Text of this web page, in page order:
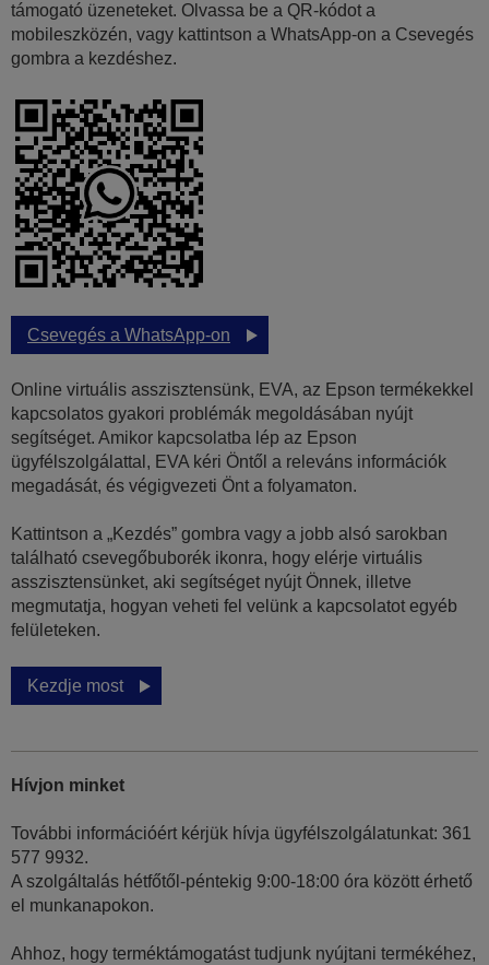
támogató üzeneteket. Olvassa be a QR-kódot a
mobileszközén, vagy kattintson a WhatsApp-on a Csevegés
gombra a kezdéshez.
Csevegés a WhatsApp-on
Online virtuális asszisztensünk, EVA, az Epson termékekkel
kapcsolatos gyakori problémák megoldásában nyújt
segítséget. Amikor kapcsolatba lép az Epson
ügyfélszolgálattal, EVA kéri Öntől a releváns információk
megadását, és végigvezeti Önt a folyamaton.
Kattintson a „Kezdés” gombra vagy a jobb alsó sarokban
található csevegőbuborék ikonra, hogy elérje virtuális
asszisztensünket, aki segítséget nyújt Önnek, illetve
megmutatja, hogyan veheti fel velünk a kapcsolatot egyéb
felületeken.
Kezdje most
Hívjon minket
További információért kérjük hívja ügyfélszolgálatunkat: 361
577 9932.
A szolgáltalás hétfőtől-péntekig 9:00-18:00 óra között érhető
el munkanapokon.
Ahhoz, hogy terméktámogatást tudjunk nyújtani termékéhez,